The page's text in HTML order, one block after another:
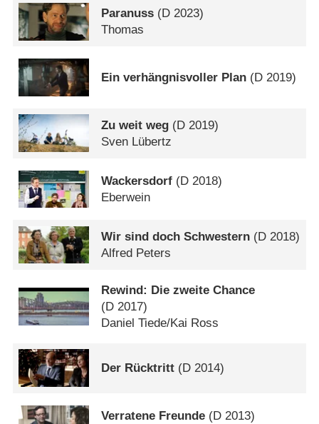
Paranuss (D 2023)
Thomas
Ein verhängnisvoller Plan (D 2019)
Zu weit weg (D 2019)
Sven Lübertz
Wackersdorf (D 2018)
Eberwein
Wir sind doch Schwestern (D 2018)
Alfred Peters
Rewind: Die zweite Chance
(D 2017)
Daniel Tiede/​Kai Ross
Der Rücktritt (D 2014)
Verratene Freunde (D 2013)